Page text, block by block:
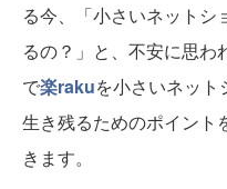
る今、「小さいネット
るの？」と、不安に思わ
で楽rakuを小さいネット
生き残るためのポイント
きます。